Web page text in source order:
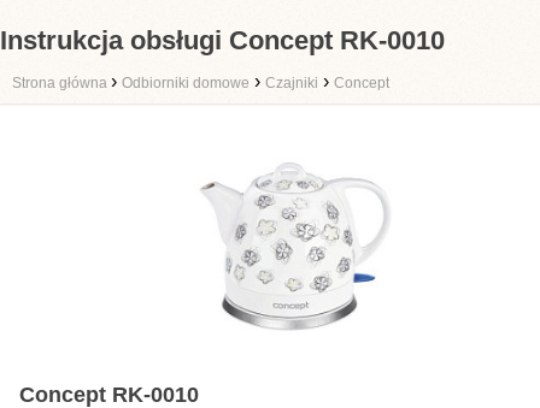
Instrukcja obsługi Concept RK-0010
Strona główna › Odbiorniki domowe › Czajniki › Concept
Concept RK-0010